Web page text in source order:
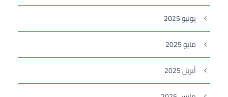
يونيو 2025
مايو 2025
أبريل 2025